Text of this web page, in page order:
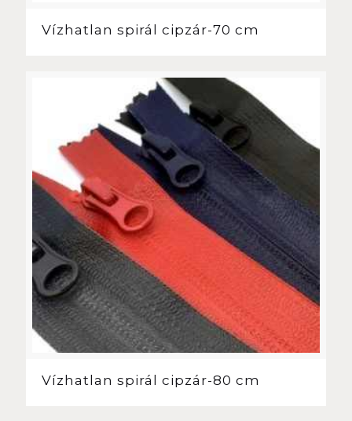
Vízhatlan spirál cipzár-70 cm
Vízhatlan spirál cipzár-80 cm